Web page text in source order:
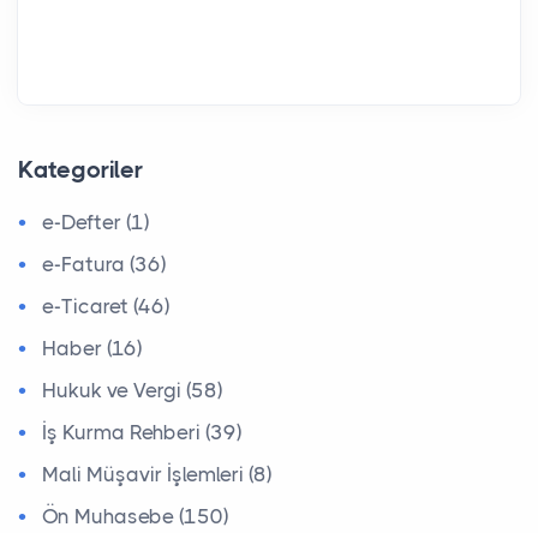
Kategoriler
e-Defter (1)
e-Fatura (36)
e-Ticaret (46)
Haber (16)
Hukuk ve Vergi (58)
İş Kurma Rehberi (39)
Mali Müşavir İşlemleri (8)
Ön Muhasebe (150)